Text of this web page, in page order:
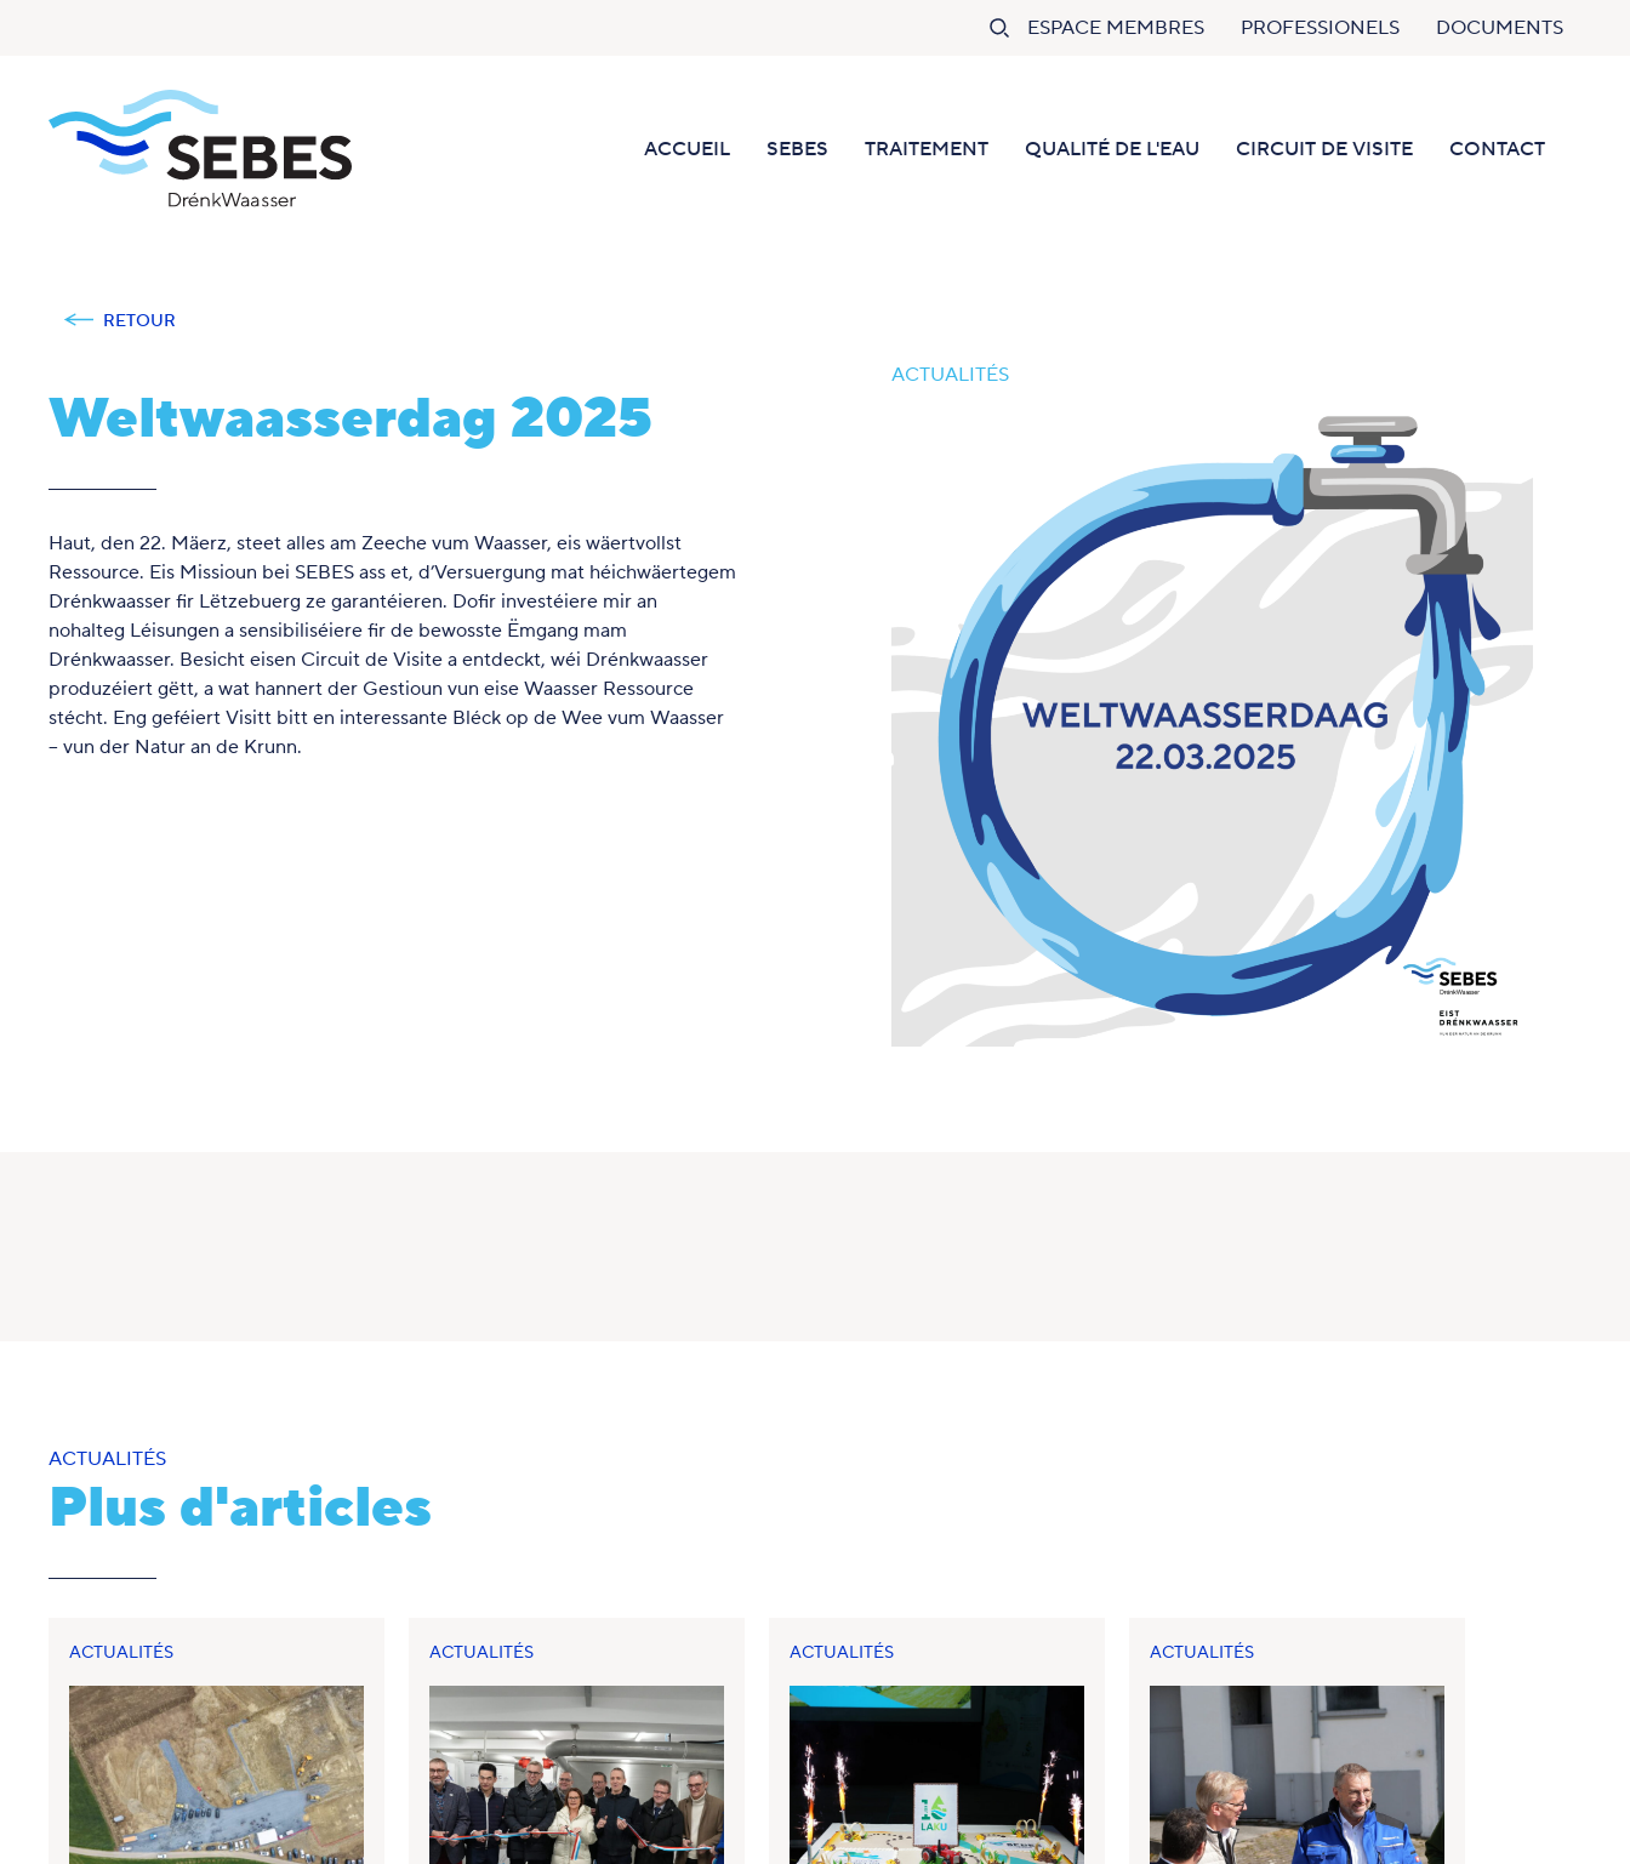
RechercherESPACE MEMBRES PROFESSIONELS DOCUMENTS
ACCUEIL SEBES TRAITEMENT QUALITÉ DE L'EAU CIRCUIT DE VISITE CONTACT
RETOUR
Weltwaasserdag 2025
Haut, den 22. Mäerz, steet alles am Zeeche vum Waasser, eis wäertvollst
Ressource. Eis Missioun bei SEBES ass et, d’Versuergung mat héichwäertegem
Drénkwaasser fir Lëtzebuerg ze garantéieren. Dofir investéiere mir an
nohalteg Léisungen a sensibiliséiere fir de bewosste Ëmgang mam
Drénkwaasser. Besicht eisen Circuit de Visite a entdeckt, wéi Drénkwaasser
produzéiert gëtt, a wat hannert der Gestioun vun eise Waasser Ressource
stécht. Eng geféiert Visitt bitt en interessante Bléck op de Wee vum Waasser
– vun der Natur an de Krunn.
ACTUALITÉS
ACTUALITÉS
Plus d'articles
ACTUALITÉS ACTUALITÉS ACTUALITÉS ACTUALITÉS